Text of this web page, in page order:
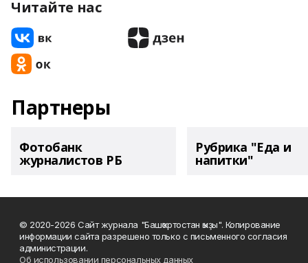
Читайте нас
Партнеры
Фотобанк
журналистов РБ
Рубрика "Еда и
напитки"
© 2020-2026 Сайт журнала "Башҡортостан ҡыҙы". Копирование
информации сайта разрешено только с письменного согласия
администрации.
Об использовании персональных данных